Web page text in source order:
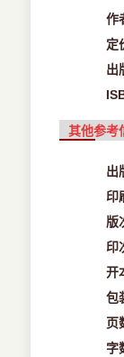
作
定
出
其他参考
出
印
版
印
开
包
页
字